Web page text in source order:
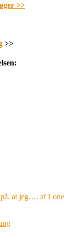
>>
>>
at jeg…. af Lone